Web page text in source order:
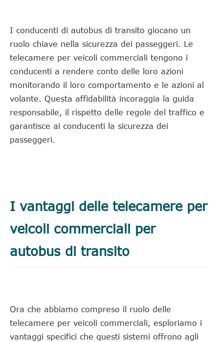
I conducenti di autobus di transito giocano un
ruolo chiave nella sicurezza dei passeggeri. Le
telecamere per veicoli commerciali tengono i
conducenti a rendere conto delle loro azioni
monitorando il loro comportamento e le azioni al
volante. Questa affidabilità incoraggia la guida
responsabile, il rispetto delle regole del traffico e
garantisce ai conducenti la sicurezza dei
passeggeri.
I vantaggi delle telecamere per
veicoli commerciali per
autobus di transito
Ora che abbiamo compreso il ruolo delle
telecamere per veicoli commerciali, esploriamo i
vantaggi specifici che questi sistemi offrono agli